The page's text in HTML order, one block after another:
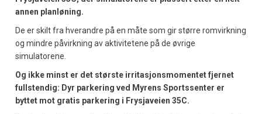
annen planløning.
De er skilt fra hverandre på en måte som gir større romvirkning
og mindre påvirkning av aktivitetene på de øvrige
simulatorene.
Og ikke minst er det største irritasjonsmomentet fjernet
fullstendig: Dyr parkering ved Myrens Sportssenter er
byttet mot gratis parkering i Frysjaveien 35C.